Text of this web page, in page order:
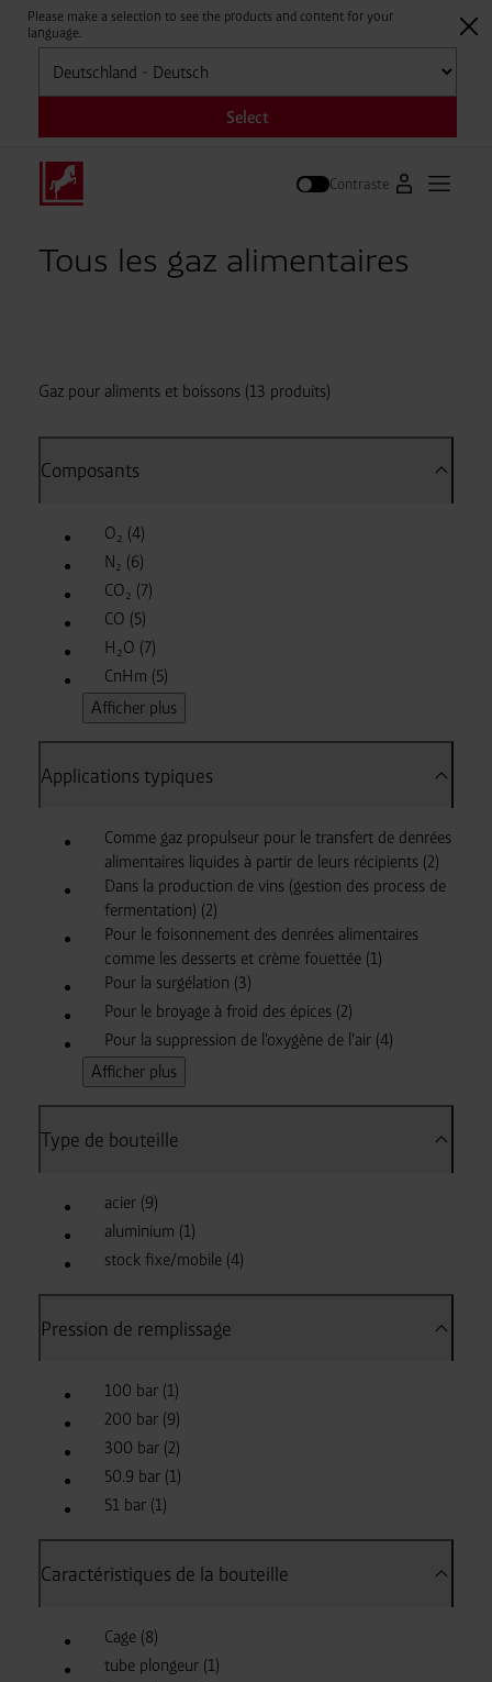
Please make a selection to see the products and content for your
language.
Sélectionner
Select
Contraste Vers leOuvrir
Tous les gaz alimentaires